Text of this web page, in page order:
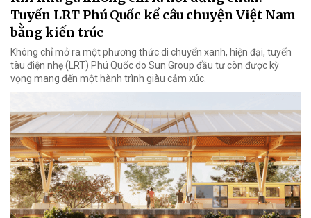
Tuyến LRT Phú Quốc kể câu chuyện Việt Nam
bằng kiến trúc
Không chỉ mở ra một phương thức di chuyển xanh, hiện đại, tuyến
tàu điện nhẹ (LRT) Phú Quốc do Sun Group đầu tư còn được kỳ
vọng mang đến một hành trình giàu cảm xúc.